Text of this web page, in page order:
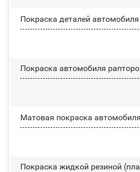
Покраска деталей автомобиля
Покраска автомобиля
Матовая покраска автомобиля
Покраска жидкой резиной